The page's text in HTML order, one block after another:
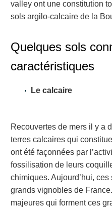
valley ont une constitution
sols argilo-calcaire de la
Quelques sols
caractéristiques
Le calcaire
Recouvertes de mers il y a
terres calcaires qui
ont été façonnées par
fossilisation de leurs
chimiques. Aujourd’hui,
grands vignobles de
majeures qui forment ces